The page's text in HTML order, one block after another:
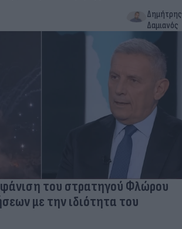
Δημήτρης
Δαμιανός
του στρατηγού Φλώρου
με την ιδιότητα του